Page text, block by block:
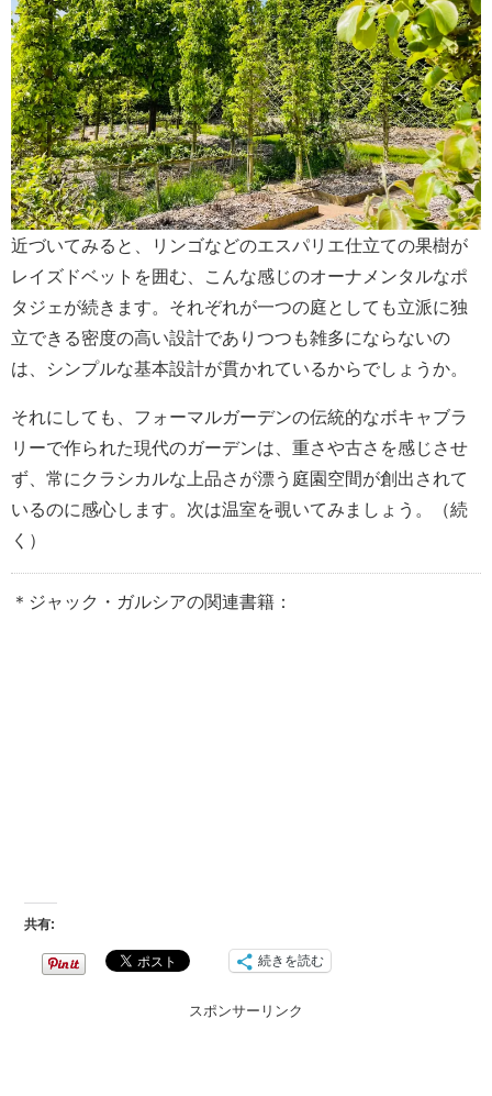
近づいてみると、リンゴなどのエスパリエ仕立ての果樹が
レイズドベットを囲む、こんな感じのオーナメンタルなポ
タジェが続きます。それぞれが一つの庭としても立派に独
立できる密度の高い設計でありつつも雑多にならないの
は、シンプルな基本設計が貫かれているからでしょうか。
それにしても、フォーマルガーデンの伝統的なボキャブラ
リーで作られた現代のガーデンは、重さや古さを感じさせ
ず、常にクラシカルな上品さが漂う庭園空間が創出されて
いるのに感心します。次は温室を覗いてみましょう。（続
く）
＊ジャック・ガルシアの関連書籍：
共有:
続きを読む
スポンサーリンク